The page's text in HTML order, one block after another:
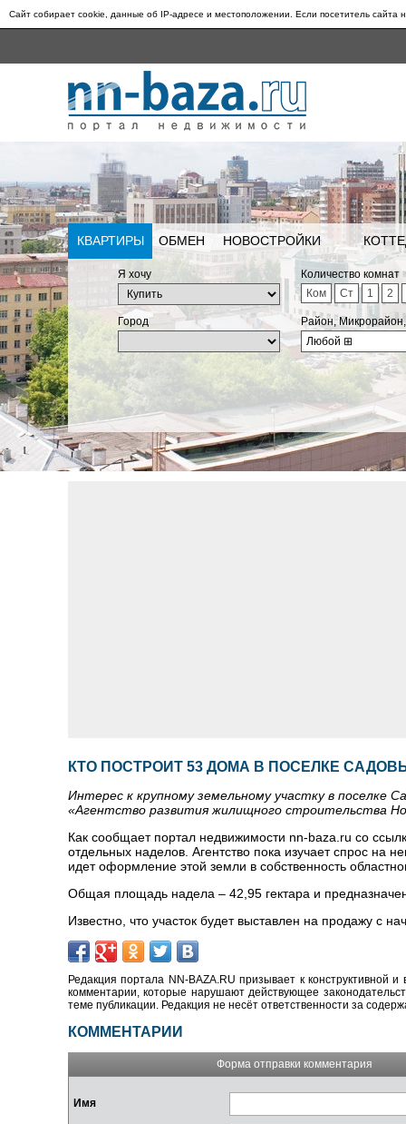
Сайт собирает cookie, данные об IP-адресе и местоположении. Если посетитель сайта
КВАРТИРЫ ОБМЕН НОВОСТРОЙКИ
Я хочу
Количество комнат
Ком
Ст 1 2
Город
Район,
Любой ⊞
КТО ПОСТРОИТ 53 ДОМА В ПОСЕЛКЕ
Интерес к крупному земельному участку в поселке
«Агентство развития жилищного строительства
Как сообщает портал недвижимости nn-baza.ru со
отдельных наделов. Агентство пока изучает спрос на
идет оформление этой земли в собственность
Общая площадь надела – 42,95 гектара и
Известно, что участок будет выставлен на продажу с
Редакция портала NN-BAZA.RU призывает к конструктивной
комментарии, которые нарушают действующее
теме публикации. Редакция не несёт ответственности за
КОММЕНТАРИИ
Форма отправки комментария
Имя